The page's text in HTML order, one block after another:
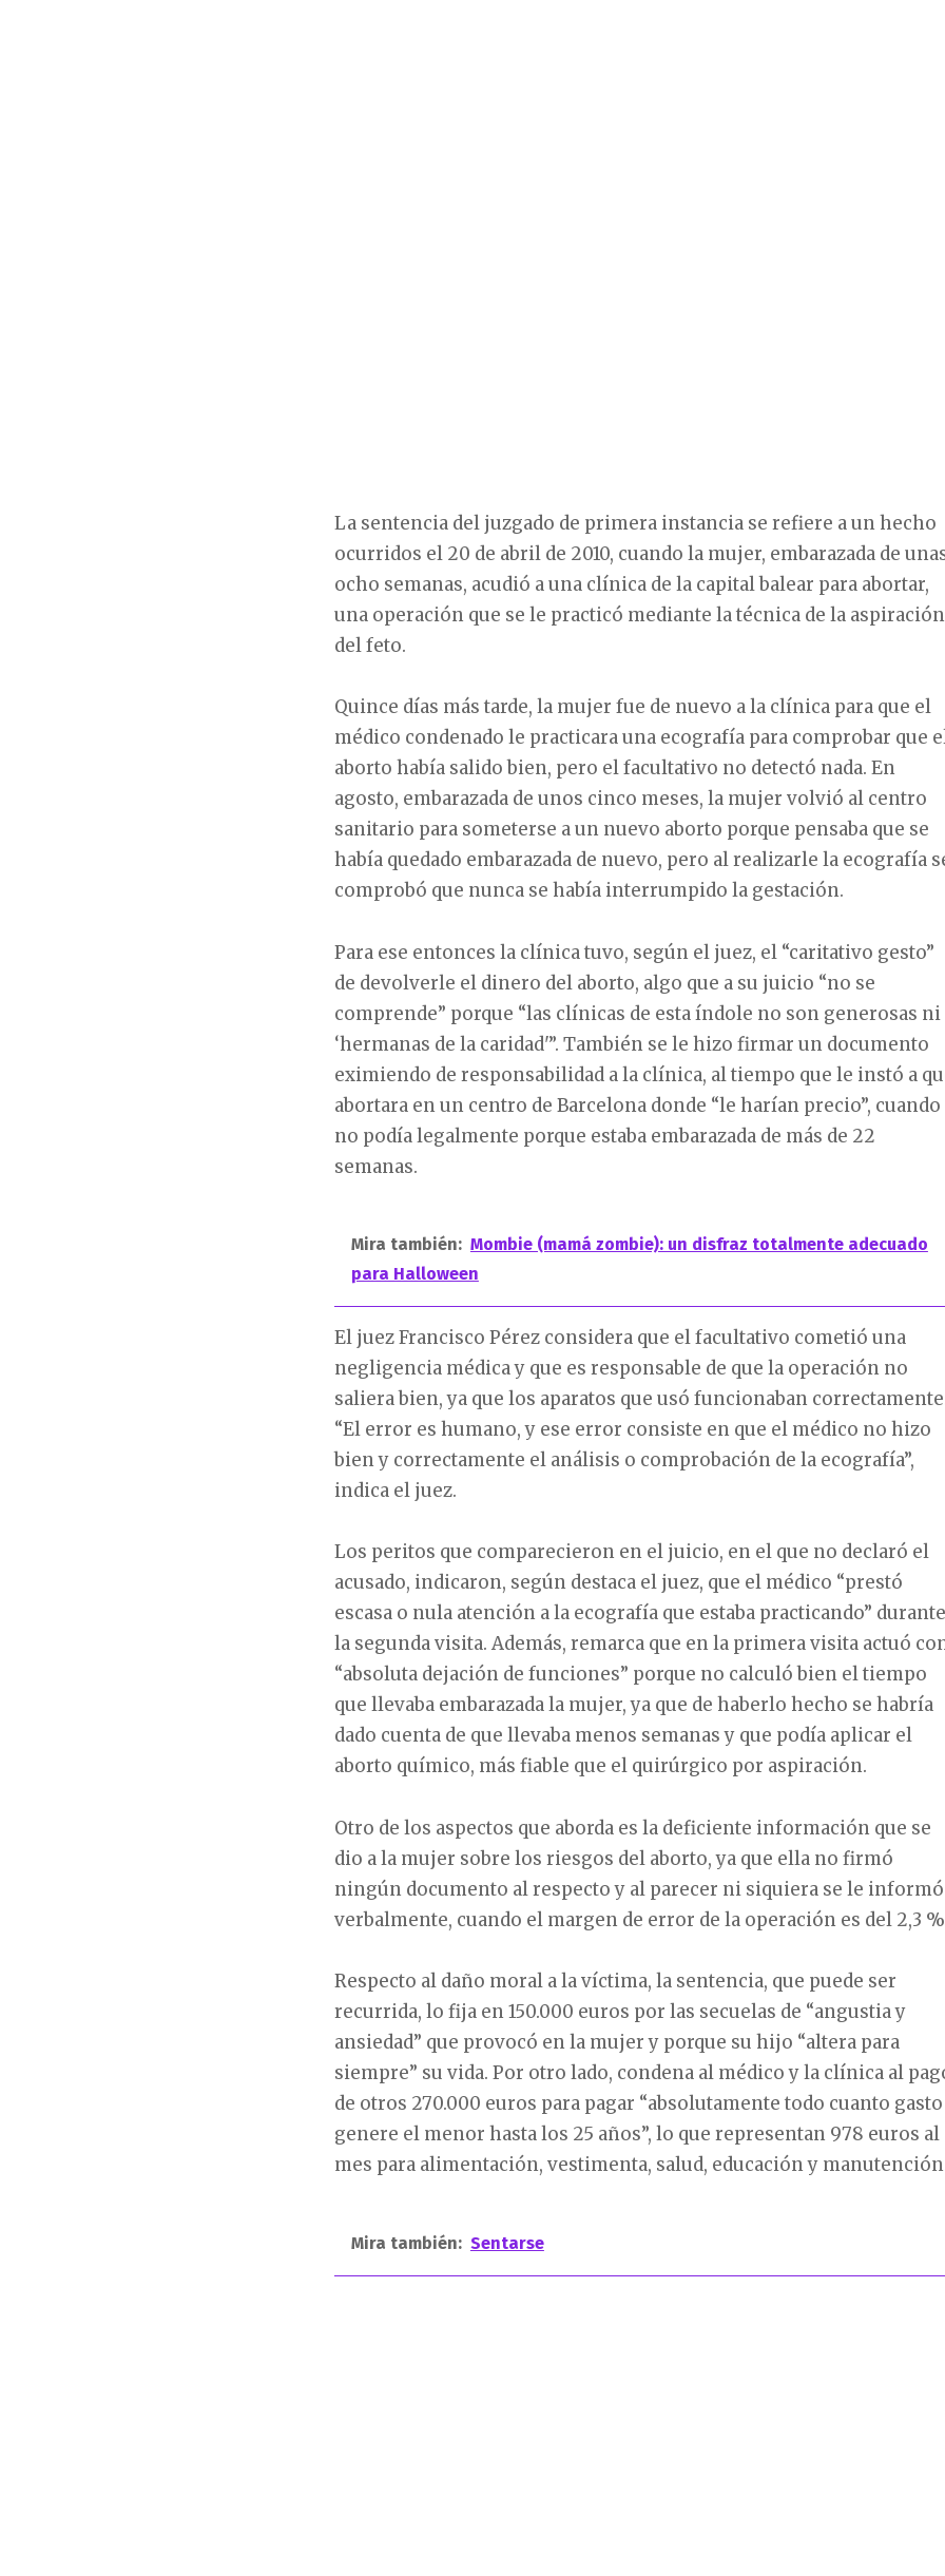
La sentencia del juzgado de primera instancia se refiere a un hecho
ocurridos el 20 de abril de 2010, cuando la mujer, embarazada de
ocho semanas, acudió a una clínica de la capital balear para abortar,
una operación que se le practicó mediante la técnica de la aspiración
del feto.
Quince días más tarde, la mujer fue de nuevo a la clínica para que el
médico condenado le practicara una ecografía para comprobar que
aborto había salido bien, pero el facultativo no detectó nada. En
agosto, embarazada de unos cinco meses, la mujer volvió al centro
sanitario para someterse a un nuevo aborto porque pensaba que se
había quedado embarazada de nuevo, pero al realizarle la ecografía
comprobó que nunca se había interrumpido la gestación.
Para ese entonces la clínica tuvo, según el juez, el “caritativo gesto”
de devolverle el dinero del aborto, algo que a su juicio “no se
comprende” porque “las clínicas de esta índole no son generosas ni
‘hermanas de la caridad'”. También se le hizo firmar un documento
eximiendo de responsabilidad a la clínica, al tiempo que le instó a
abortara en un centro de Barcelona donde “le harían precio”, cuando
no podía legalmente porque estaba embarazada de más de 22
semanas.
Mira también: Mombie (mamá zombie): un disfraz totalmente adecuado
para Halloween
El juez Francisco Pérez considera que el facultativo cometió una
negligencia médica y que es responsable de que la operación no
saliera bien, ya que los aparatos que usó funcionaban
“El error es humano, y ese error consiste en que el médico no hizo
bien y correctamente el análisis o comprobación de la ecografía”,
indica el juez.
Los peritos que comparecieron en el juicio, en el que no declaró el
acusado, indicaron, según destaca el juez, que el médico “prestó
escasa o nula atención a la ecografía que estaba practicando” durante
la segunda visita. Además, remarca que en la primera visita actuó
“absoluta dejación de funciones” porque no calculó bien el tiempo
que llevaba embarazada la mujer, ya que de haberlo hecho se habría
dado cuenta de que llevaba menos semanas y que podía aplicar el
aborto químico, más fiable que el quirúrgico por aspiración.
Otro de los aspectos que aborda es la deficiente información que se
dio a la mujer sobre los riesgos del aborto, ya que ella no firmó
ningún documento al respecto y al parecer ni siquiera se le informó
verbalmente, cuando el margen de error de la operación es del 2,3
Respecto al daño moral a la víctima, la sentencia, que puede ser
recurrida, lo fija en 150.000 euros por las secuelas de “angustia y
ansiedad” que provocó en la mujer y porque su hijo “altera para
siempre” su vida. Por otro lado, condena al médico y la clínica al
de otros 270.000 euros para pagar “absolutamente todo cuanto gasto
genere el menor hasta los 25 años”, lo que representan 978 euros al
mes para alimentación, vestimenta, salud, educación y
Mira también: Sentarse